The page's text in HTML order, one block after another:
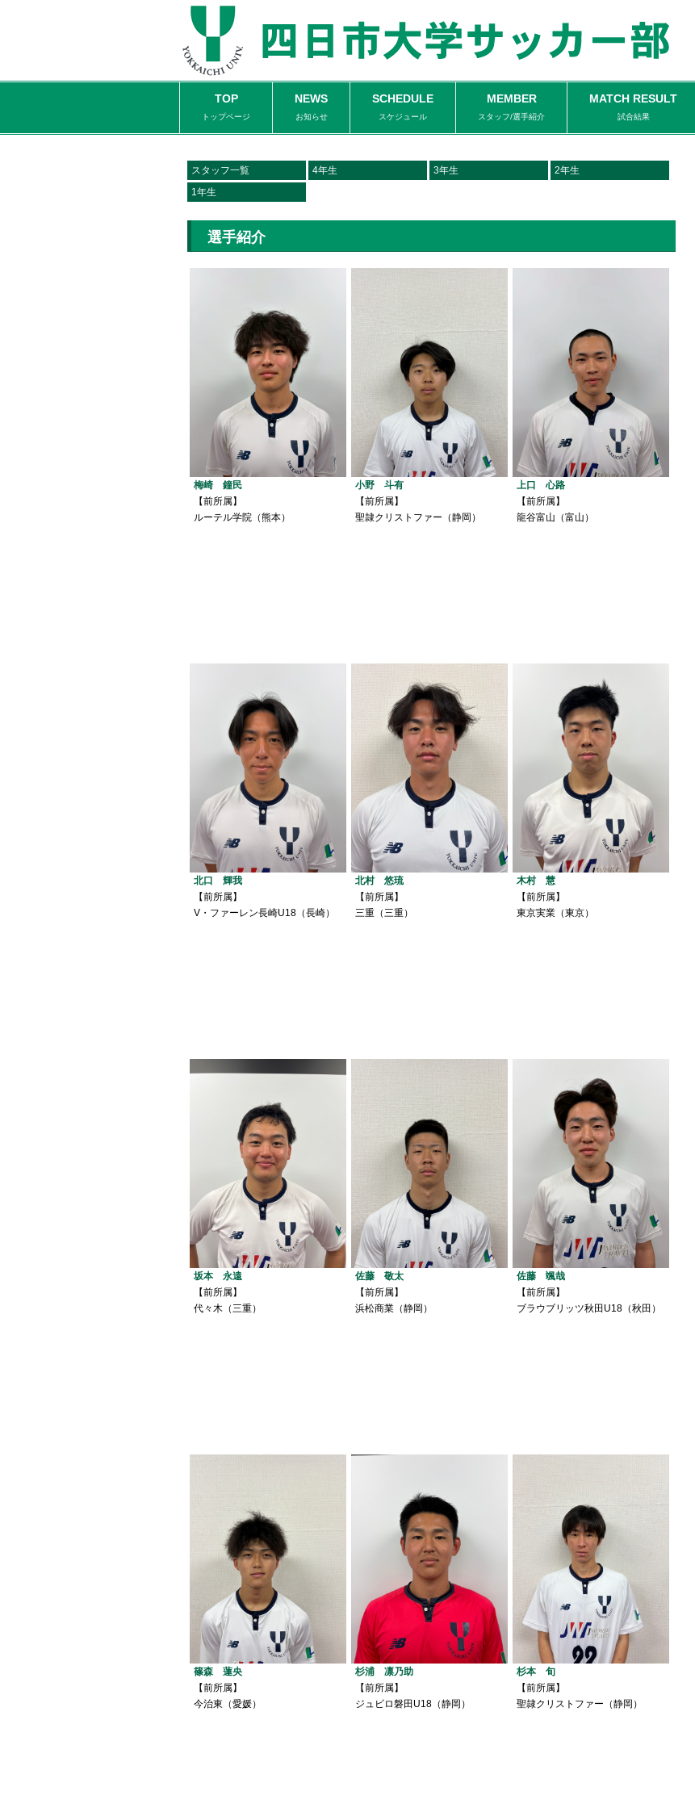
TOP
トップページ
NEWS
お知らせ
SCHEDULE
スケジュール
MEMBER
スタッフ/選手紹介
MATCH RESULT
試合結果
スタッフ一覧 4年生 3年生
2年生
1年生
選手紹介
梅崎 鐘民
【前所属】
ルーテル学院（熊本）
小野 斗有
【前所属】
聖隷クリストファー（静岡）
上口 心路
【前所属】
龍谷富山（富山）
北口 輝我
【前所属】
V・ファーレン長崎U18（長崎）
北村 悠琉
【前所属】
三重（三重）
木村 慧
【前所属】
東京実業（東京）
坂本 永遠
【前所属】
代々木（三重）
佐藤 敬太
【前所属】
浜松商業（静岡）
佐藤 颯哉
【前所属】
ブラウブリッツ秋田U18（秋田）
篠森 蓮央
【前所属】
今治東（愛媛）
杉浦 凛乃助
【前所属】
ジュビロ磐田U18（静岡）
杉本 旬
【前所属】
聖隷クリストファー（静岡）